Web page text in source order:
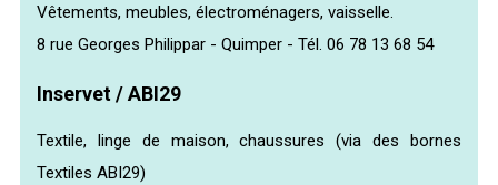
Vêtements, meubles, électroménagers, vaisselle.
8 rue Georges Philippar - Quimper - Tél. 06 78 13 68 54
Inservet / ABI29
Textile, linge de maison, chaussures (via des bornes
Textiles ABI29)